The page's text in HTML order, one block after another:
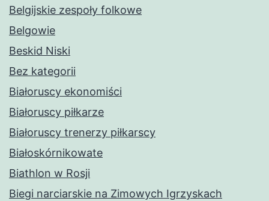
Belgijskie zespoły folkowe
Belgowie
Beskid Niski
Bez kategorii
Białoruscy ekonomiści
Białoruscy piłkarze
Białoruscy trenerzy piłkarscy
Białoskórnikowate
Biathlon w Rosji
Biegi narciarskie na Zimowych Igrzyskach